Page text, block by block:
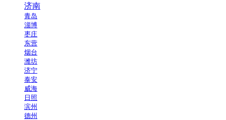
济南
青岛
淄博
枣庄
东营
烟台
潍坊
济宁
泰安
威海
日照
滨州
德州